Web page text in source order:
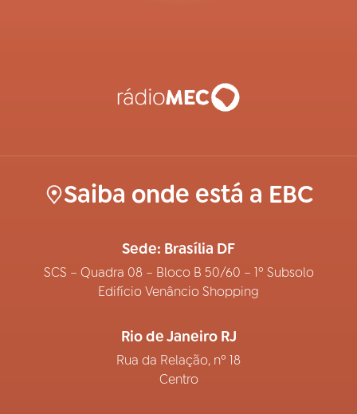
Saiba onde está a EBC
Sede: Brasília DF
SCS – Quadra 08 – Bloco B 50/60 – 1º Subsolo
Edifício Venâncio Shopping
Rio de Janeiro RJ
Rua da Relação, nº 18
Centro